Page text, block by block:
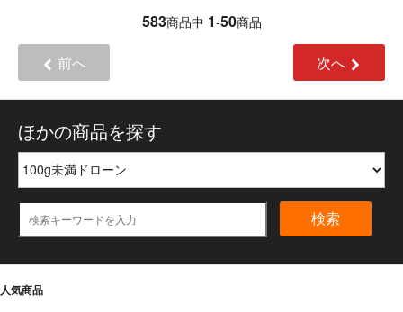
583商品中 1-50商品
前へ 次へ
ほかの商品を探す
検索
人気商品